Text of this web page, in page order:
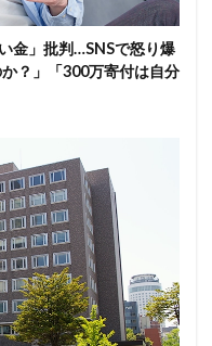
金」批判…SNSで怒り爆
？」「300万寄付は自分